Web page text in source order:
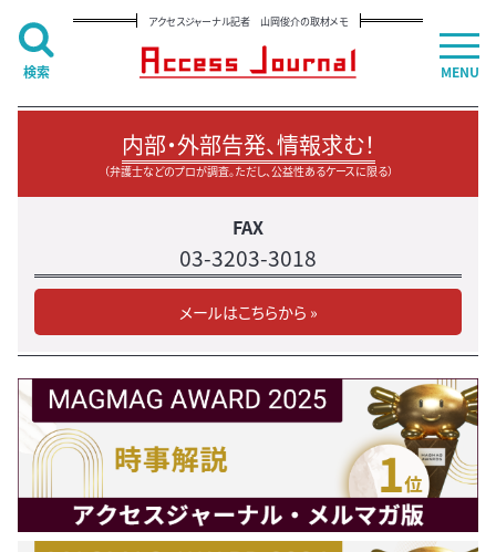
アクセスジャーナル記者 山岡俊介の取材メモ
内部・外部告発、情報求む！
（弁護士などのプロが調査。ただし、公益性あるケースに限る）
FAX
03-3203-3018
メールはこちらから »
MENU
検索